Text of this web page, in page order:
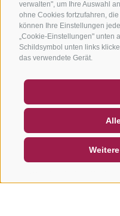
verwalten", um Ihre Auswahl
ohne Cookies fortzufahren,
können Ihre Einstellungen
„Cookie-Einstellungen" unten
Schildsymbol unten links
das verwendete Gerät.
NEWSLETTER